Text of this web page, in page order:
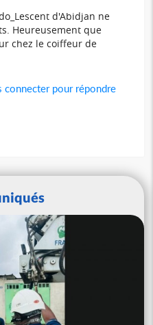
d'Abidjan ne
Heureusement que
chez le coiffeur de
connecter pour répondre